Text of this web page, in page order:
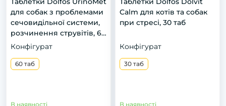
для собак з проблемами
сечовидільної системи,
розчинення струвітів, 60
таб
Конфігурат
60 таб
В наявності
Calm для котів та собак
при стресі, 30 таб
Конфігурат
30 таб
В наявності